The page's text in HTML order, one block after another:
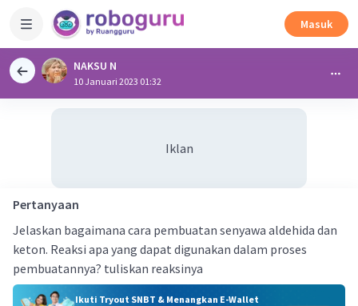
Masuk
NAKSU N
10 Januari 2023 01:32
Iklan
Pertanyaan
Jelaskan bagaimana cara pembuatan senyawa aldehida dan
keton. Reaksi apa yang dapat digunakan dalam proses
pembuatannya? tuliskan reaksinya
Ikuti Tryout SNBT & Menangkan E-Wallet